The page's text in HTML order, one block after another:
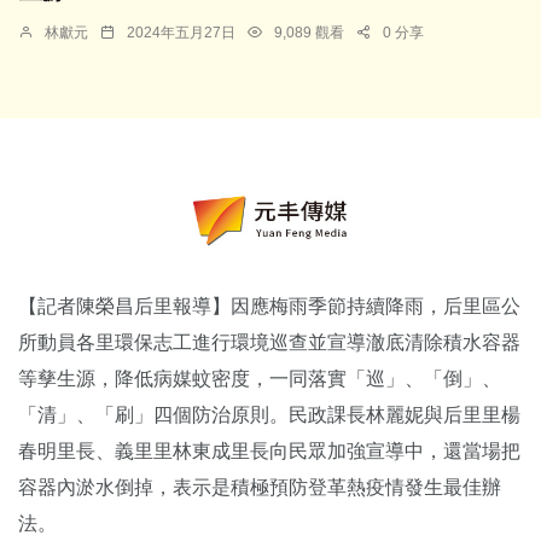
林獻元 2024年五月27日 9,089 觀看 0 分享
【記者陳榮昌后里報導】因應梅雨季節持續降雨，后里區公
所動員各里環保志工進行環境巡查並宣導澈底清除積水容器
等孳生源，降低病媒蚊密度，一同落實「巡」、「倒」、
「清」、「刷」四個防治原則。民政課長林麗妮與后里里楊
春明里長、義里里林東成里長向民眾加強宣導中，還當場把
容器內淤水倒掉，表示是積極預防登革熱疫情發生最佳辦
法。